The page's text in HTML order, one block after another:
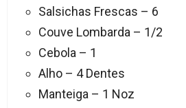
Salsichas Frescas – 6
Couve Lombarda – 1/2
Cebola – 1
Alho – 4 Dentes
Manteiga – 1 Noz